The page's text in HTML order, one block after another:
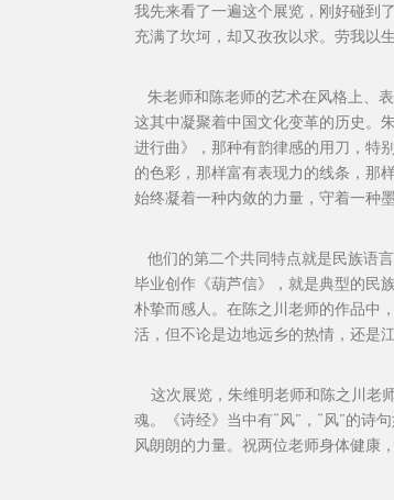
我先来看了一遍这个展览，刚好碰到
充满了坎坷，却又孜孜以求。劳我以
朱老师和陈老师的艺术在风格上、
这其中凝聚着中国文化变革的历史。
进行曲》，那种有韵律感的用刀，特
的色彩，那样富有表现力的线条，那
始终凝着一种内敛的力量，守着一种
他们的第二个共同特点就是民族语
毕业创作《葫芦信》，就是典型的民
朴挚而感人。在陈之川老师的作品中
活，但不论是边地远乡的热情，还是
这次展览，朱维明老师和陈之川老
魂。《诗经》当中有“风”，“风”的诗
风朗朗的力量。祝两位老师身体健康